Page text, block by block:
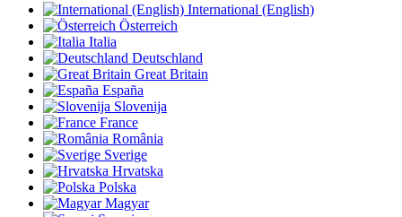
International (English)
Österreich
Italia
Deutschland
Great Britain
España
Slovenija
France
România
Sverige
Hrvatska
Polska
Magyar